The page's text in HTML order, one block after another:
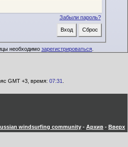
Забыли пароль?
необходимо зарегистрироваться
GMT +3, время: 07:31
windsurfing community - Архив - Вверх